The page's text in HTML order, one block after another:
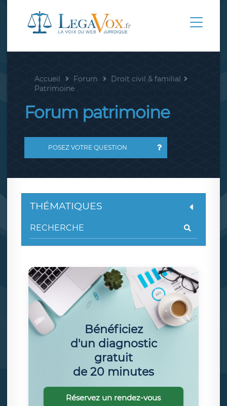
Accueil Forum
Droit civil & familial
Patrimoine
Forum patrimoine
POSEZ VOTRE QUESTION
THÉMATIQUES
Bénéficiez
d'un diagnostic
gratuit
de 20 minutes
Réservez un rendez-vous